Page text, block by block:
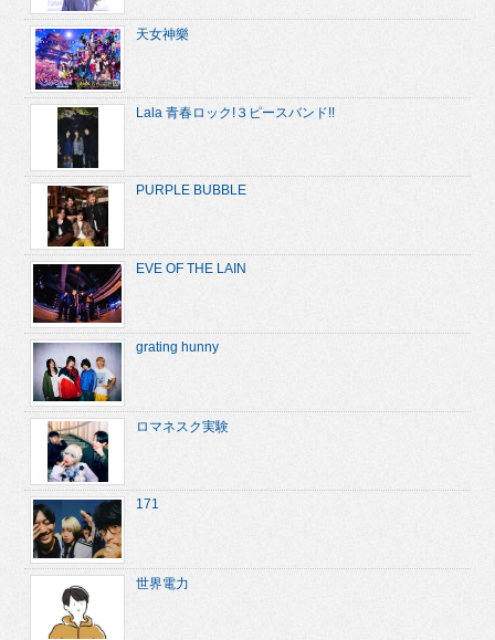
天女神樂
Lala 青春ロック!３ピースバンド!!
PURPLE BUBBLE
EVE OF THE LAIN
grating hunny
ロマネスク実験
171
世界電力